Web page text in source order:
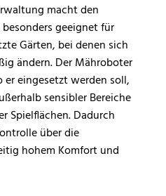
macht den
besonders geeignet für
Gärten, bei denen sich
ändern. Der Mähroboter
eingesetzt werden soll,
sensibler Bereiche
Spielflächen. Dadurch
über die
hohem Komfort und